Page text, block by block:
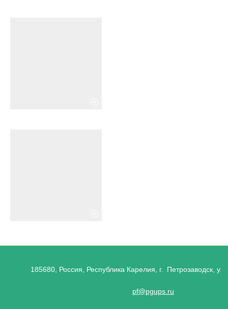
185680, Россия, Республика Карелия, г. Петрозаводск,
pf@pgups.ru